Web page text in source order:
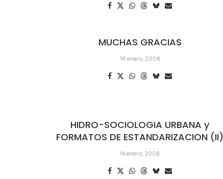
MUCHAS GRACIAS
18 enero, 2008
HIDRO-SOCIOLOGIA URBANA y
FORMATOS DE ESTANDARIZACION (II)
14 enero, 2008